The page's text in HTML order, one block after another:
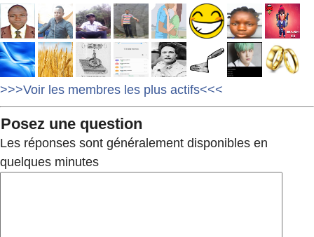
>>>Voir les membres les plus actifs<<<
Posez une question
Les réponses sont généralement disponibles en
quelques minutes